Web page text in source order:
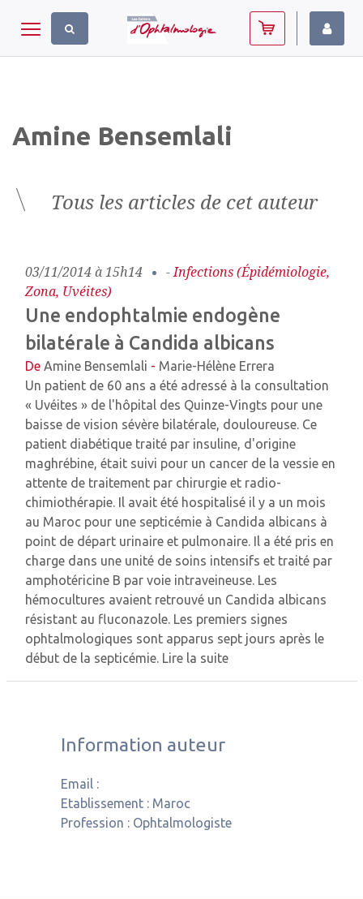
Toggle navigation
Amine Bensemlali
Tous les articles de cet auteur
03/11/2014 à 15h14 -Infections (épidémiologie,
Zona, Uvéites)
Une endophtalmie endogène
bilatérale à Candida albicans
De Amine Bensemlali - Marie-Hélène Errera
Un patient de 60 ans a été adressé à la consultation
« Uvéites » de l'hôpital des Quinze-Vingts pour une
baisse de vision sévère bilatérale, douloureuse. Ce
patient diabétique traité par insuline, d'origine
maghrébine, était suivi pour un cancer de la vessie en
attente de traitement par chirurgie et radio-
chimiothérapie. Il avait été hospitalisé il y a un mois
au Maroc pour une septicémie à Candida albicans à
point de départ urinaire et pulmonaire. Il a été pris en
charge dans une unité de soins intensifs et traité par
amphotéricine B par voie intraveineuse. Les
hémocultures avaient retrouvé un Candida albicans
résistant au fluconazole. Les premiers signes
ophtalmologiques sont apparus sept jours après le
début de la septicémie. Lire la suite
Information auteur
Email :
Etablissement : Maroc
Profession : Ophtalmologiste
Panneau de gestion des cookies